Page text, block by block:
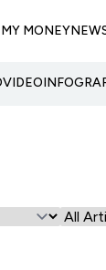
MY MONEY
VIDEO